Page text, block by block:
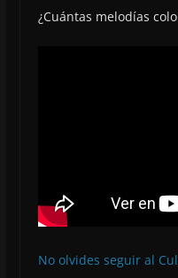
¿Cuántas melodías
No olvides seguir al